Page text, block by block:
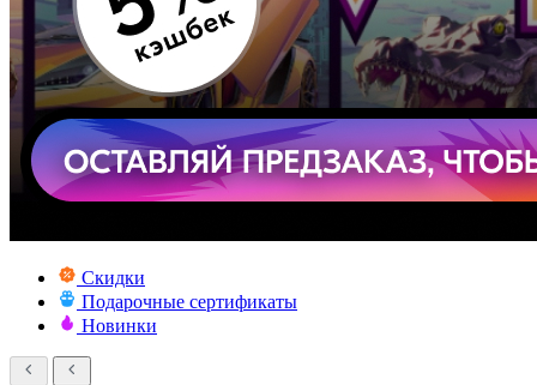
Скидки
Подарочные сертификаты
Новинки